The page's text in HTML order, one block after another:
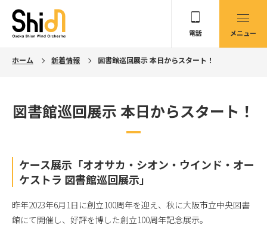
メニュー
電話
ホーム 新着情報 図書館巡回展示 本日からスタート！
図書館巡回展示 本日からスタート！
ケース展示「オオサカ・シオン・ウインド・オー
ケストラ 図書館巡回展示」
昨年2023年6月1日に創立100周年を迎え、秋に大阪市立中央図書
館にて開催し、好評を博した創立100周年記念展示。